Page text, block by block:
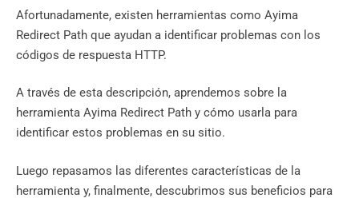
Afortunadamente, existen herramientas como Ayima
Redirect Path que ayudan a identificar problemas con los
códigos de respuesta HTTP.
A través de esta descripción, aprendemos sobre la
herramienta Ayima Redirect Path y cómo usarla para
identificar estos problemas en su sitio.
Luego repasamos las diferentes características de la
herramienta y, finalmente, descubrimos sus beneficios para